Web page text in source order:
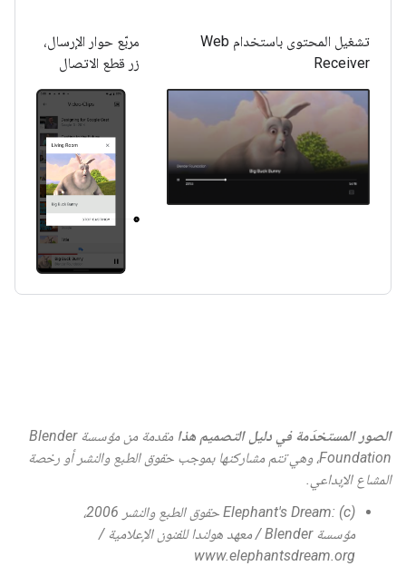
مربّع حوار الإرسال،
زر قطع الاتصال
تشغيل المحتوى باستخدام Web
Receiver
الصور المستخدَمة في دليل التصميم هذا
مقدمة من مؤسسة Blender
Foundation، وهي تتم مشاركتها بموجب حقوق الطبع والنشر أو رخصة
المشاع الإبداعي.
‫Elephant's Dream: (c) حقوق الطبع والنشر 2006،
مؤسسة Blender / معهد هولندا للفنون الإعلامية /
www.elephantsdream.org